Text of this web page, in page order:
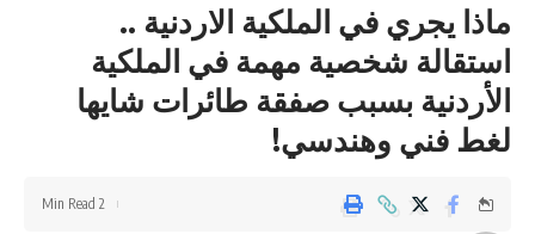
ماذا يجري في الملكية الاردنية ..
استقالة شخصية مهمة في الملكية
الأردنية بسبب صفقة طائرات شايها
لغط فني وهندسي!
2 Min Read